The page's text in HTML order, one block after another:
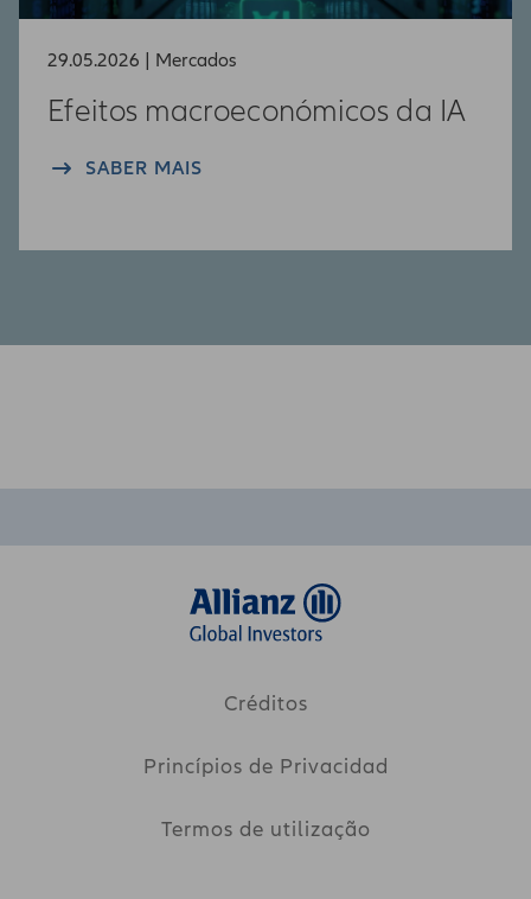
29.05.2026 | Mercados
Efeitos macroeconómicos da IA
SABER MAIS
Créditos
Princípios de Privacidad
Termos de utilização